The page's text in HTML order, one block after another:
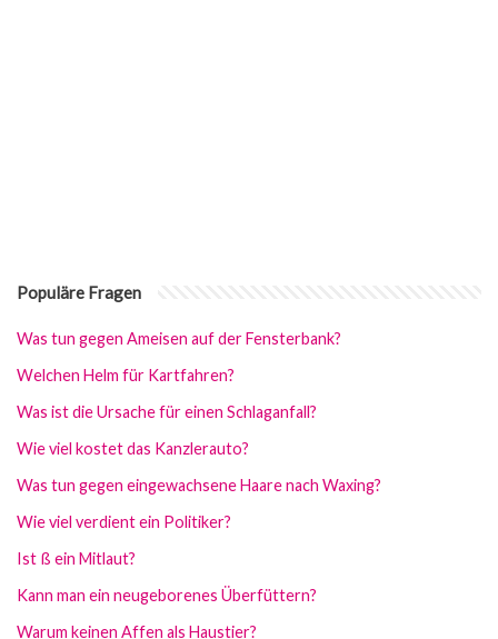
Populäre Fragen
Was tun gegen Ameisen auf der Fensterbank?
Welchen Helm für Kartfahren?
Was ist die Ursache für einen Schlaganfall?
Wie viel kostet das Kanzlerauto?
Was tun gegen eingewachsene Haare nach Waxing?
Wie viel verdient ein Politiker?
Ist ß ein Mitlaut?
Kann man ein neugeborenes Überfüttern?
Warum keinen Affen als Haustier?